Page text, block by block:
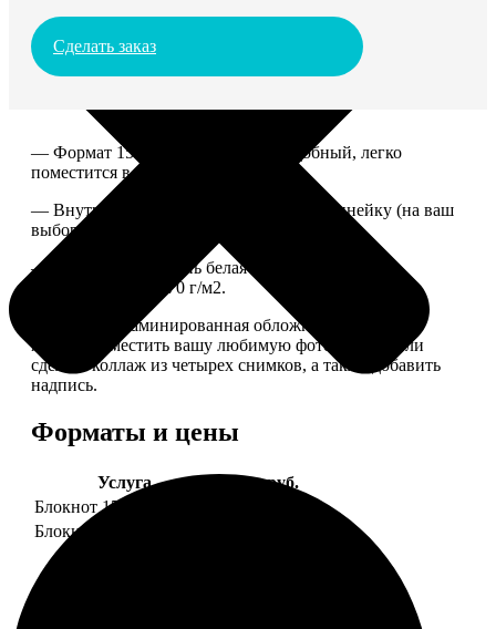
Сделать заказ
— Формат 15*20. Компактный и удобный, легко
поместится в сумку или рюкзак.
— Внутри 100 страниц в клетку или в линейку (на ваш
выбор), скрепленных сбоку скобой.
— Приятная на ощупь белая сатиновая бумага
плотностью 150-170 г/м2.
— Плотная ламинированная обложка. На обложке
можно разместить вашу любимую фотографию или
сделать коллаж из четырех снимков, а также добавить
надпись.
Форматы и цены
Услуга
Цена, руб.
Блокнот 15х20 клетка
Блокнот 15х20 линейка